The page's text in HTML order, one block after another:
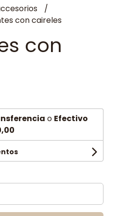
con caireles
con
o Efectivo